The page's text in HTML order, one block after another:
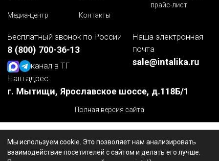
Мы используем cookie. Это позволяет нам анализировать
взаимодействие посетителей с сайтом и делать его лучше.
прайс-лист
Медиа-центр
Контакты
Бесплатный звонок по России
8 (800) 700-36-13
канал в ТГ
Наша электронная
почта
sale@intalika.ru
Наш адрес
г. Мытищи, Ярославское шоссе, д.118Б/1
Полная версия сайта